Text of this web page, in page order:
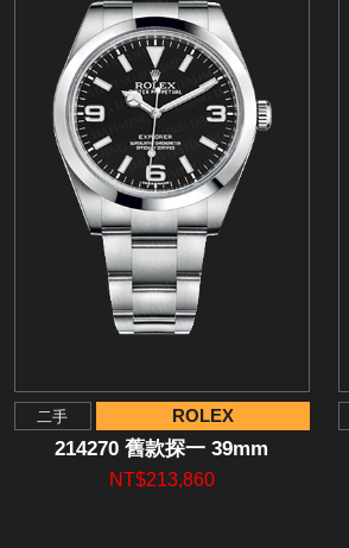
二手 ROLEX
214270 舊款探一 39mm
NT$213,860